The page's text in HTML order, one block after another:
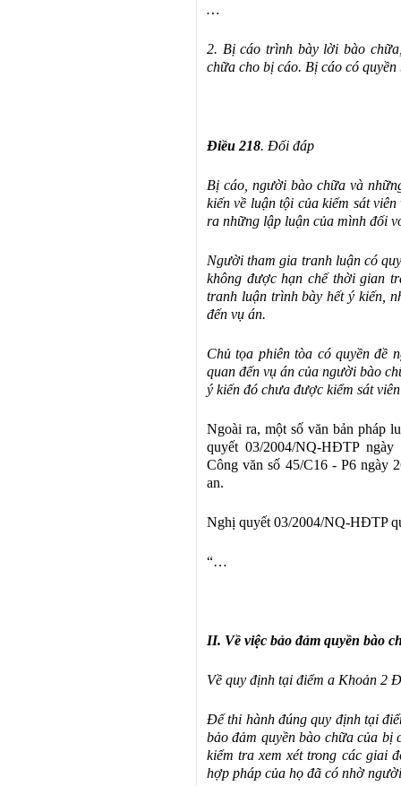
…
2. Bị cáo trình bày lời bào
chữa cho bị cáo. Bị cáo có
Điều 218. Đối đáp
Bị cáo, người bào chữa và
kiến về luận tội của kiểm sát
ra những lập luận của mình đối
Người tham gia tranh luận có
không được hạn chế thời gian
tranh luận trình bày hết ý kiến,
đến vụ án.
Chủ tọa phiên tòa có quyền đề
quan đến vụ án của người bào
ý kiến đó chưa được kiểm sát
Ngoài ra, một số văn bản pháp
quyết 03/2004/NQ-HĐTP
Công văn số 45/C16 - P6 ngày
an.
Nghị quyết 03/2004/NQ-HĐTP
“…
II. Về việc bảo đảm quyền bào
Về quy định tại điểm a Khoản 2
Để thi hành đúng quy định tại
bảo đảm quyền bào chữa của
kiểm tra xem xét trong các giai
hợp pháp của họ đã có nhờ